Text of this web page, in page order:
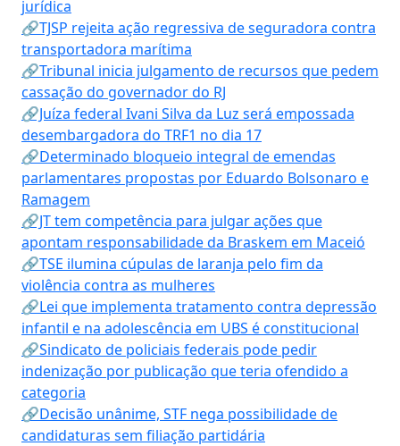
jurídica
🔗TJSP rejeita ação regressiva de seguradora contra
transportadora marítima
🔗Tribunal inicia julgamento de recursos que pedem
cassação do governador do RJ
🔗Juíza federal Ivani Silva da Luz será empossada
desembargadora do TRF1 no dia 17
🔗Determinado bloqueio integral de emendas
parlamentares propostas por Eduardo Bolsonaro e
Ramagem
🔗JT tem competência para julgar ações que
apontam responsabilidade da Braskem em Maceió
🔗TSE ilumina cúpulas de laranja pelo fim da
violência contra as mulheres
🔗Lei que implementa tratamento contra depressão
infantil e na adolescência em UBS é constitucional
🔗Sindicato de policiais federais pode pedir
indenização por publicação que teria ofendido a
categoria
🔗Decisão unânime, STF nega possibilidade de
candidaturas sem filiação partidária